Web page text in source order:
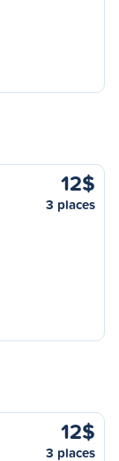
12$
3 places
12$
3 places